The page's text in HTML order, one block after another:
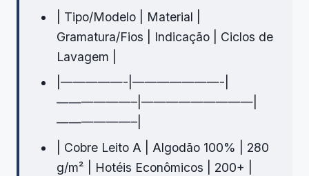
| Tipo/Modelo | Material |
Gramatura/Fios | Indicação | Ciclos de
Lavagem |
|—————-|———————-|
——————–|—————————|
——————–|
| Cobre Leito A | Algodão 100% | 280
g/m² | Hotéis Econômicos | 200+ |